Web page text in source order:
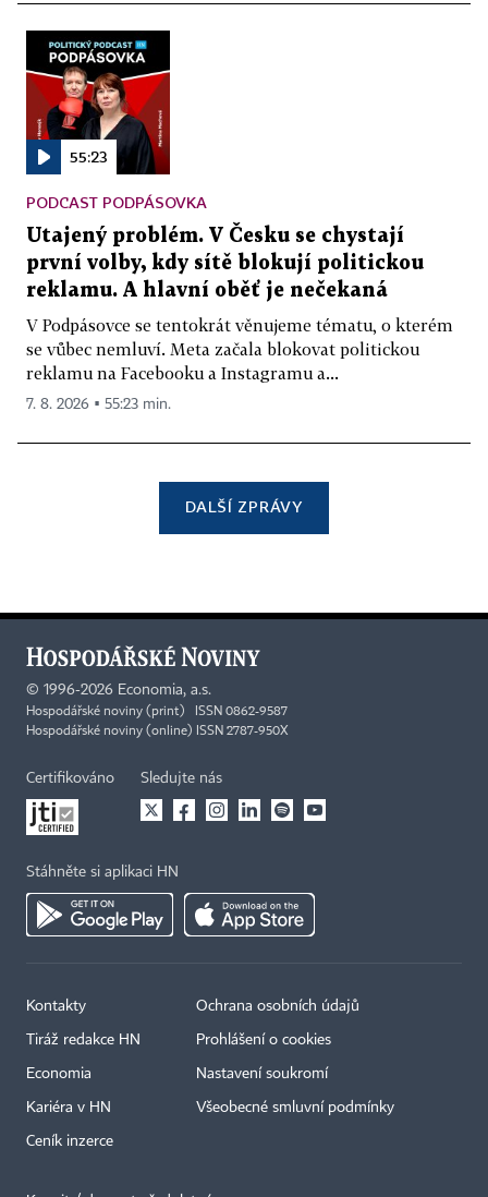
55:23
PODCAST PODPÁSOVKA
Utajený problém. V Česku se chystají
první volby, kdy sítě blokují politickou
reklamu. A hlavní oběť je nečekaná
V Podpásovce se tentokrát věnujeme tématu, o kterém
se vůbec nemluví. Meta začala blokovat politickou
reklamu na Facebooku a Instagramu a...
7. 8. 2026 ▪ 55:23 min.
DALŠÍ ZPRÁVY
© 1996-2026 Economia, a.s.
Hospodářské noviny (print) ISSN 0862-9587
Hospodářské noviny (online) ISSN 2787-950X
Certifikováno Sledujte nás
Stáhněte si aplikaci HN
Kontakty
Tiráž redakce HN
Economia
Kariéra v HN
Ceník inzerce
Ochrana osobních údajů
Prohlášení o cookies
Nastavení soukromí
Všeobecné smluvní podmínky